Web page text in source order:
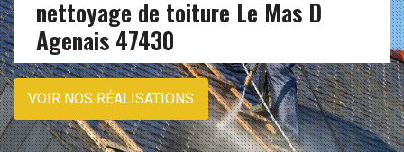
nettoyage de toiture Le Mas D
Agenais 47430
VOIR NOS RÉALISATIONS